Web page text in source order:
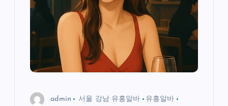
admin 서울 강남 유흥알바
유흥알바